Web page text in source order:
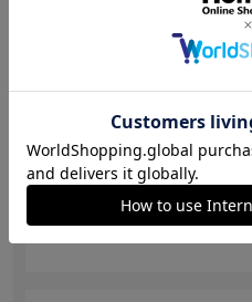
体型:普
普段着ているサイズ:M 靴
体重:46kg~50kg
エスターバニーが最近気にな
こちらでは靴下が販売され
使うのがもったいないくらい